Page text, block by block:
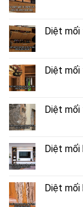
Diệt mối
Diệt mối
Diệt mối
Diệt mối
Diệt mối